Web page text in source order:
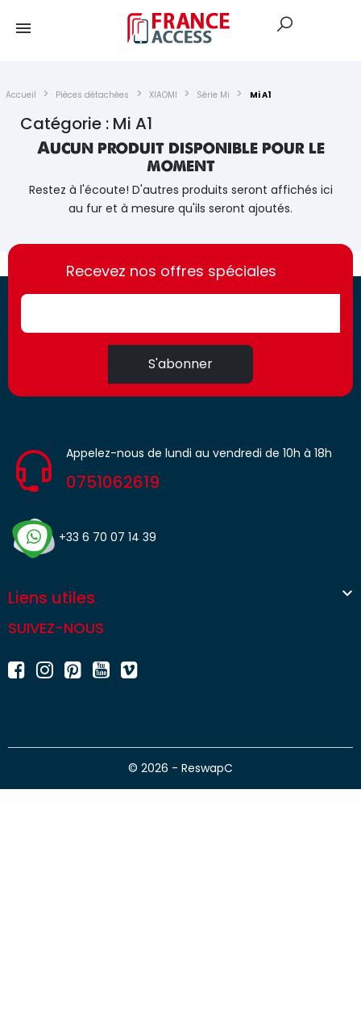
Accueil Pièces détachées XIAOMI Série Mi Mi A1
Catégorie : Mi A1
Aucun produit disponible pour le
moment
Restez à l'écoute! D'autres produits seront affichés ici
au fur et à mesure qu'ils seront ajoutés.
https://france-
access.fr
https://france-
access.fr
Recevez nos offres spéciales
S'abonner
Appelez-nous de lundi au vendredi de 10h à 18h
0751062619
+33 6 70 07 14 39
Liens utiles 
SUIVEZ-NOUS
© 2026 - ReswapC